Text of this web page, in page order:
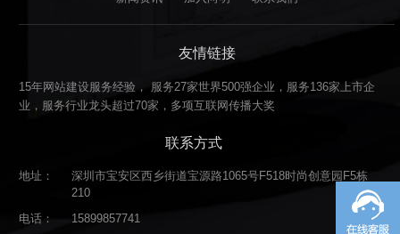
友情链接
15年网站建设服务经验， 服务27家世界500强企业，服务136家上市企
业，服务行业龙头超过70家，多项互联网传播大奖
联系方式
地址：
深圳市宝安区西乡街道宝源路1065号F518时尚创意园F5栋
210
电话：
15899857741